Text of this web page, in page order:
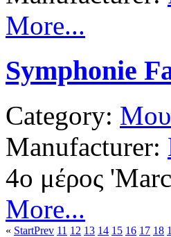
More...
Symphonie
Category:
Manufacturer:
4ο μέρος '
More...
« StartPrev 11 12 13 14 15 16 17 18